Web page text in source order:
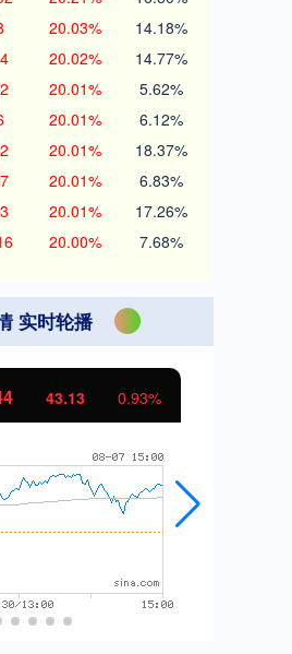
20.03% 14.18%
20.02% 14.77%
20.01% 5.62%
20.01% 6.12%
20.01% 18.37%
20.01% 6.83%
20.01% 17.26%
20.00% 7.68%
实时轮播
43.13 0.93%